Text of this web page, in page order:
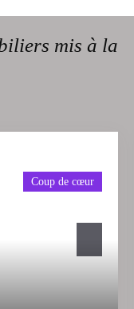
mis à la
Coup de cœur